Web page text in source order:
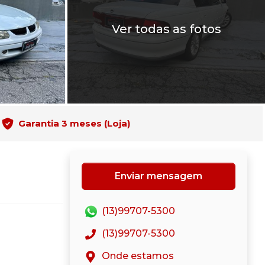
Ver todas as fotos
Garantia 3 meses (Loja)
Enviar mensagem
(13)99707-5300
(13)99707-5300
Onde estamos